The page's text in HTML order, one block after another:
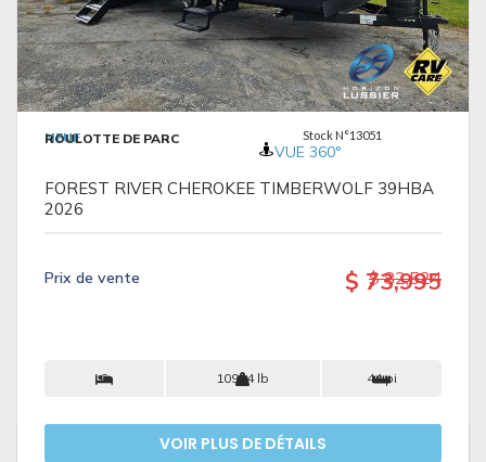
VOIR LES DÉTAILS
NEUF
ROULOTTE DE PARC
VUE 360°
Stock N°13051
FOREST RIVER CHEROKEE TIMBERWOLF 39HBA
2026
Prix ​​de vente $ 82,524
$ 73,995
6 10914 lb 44 pi
VOIR PLUS DE DÉTAILS